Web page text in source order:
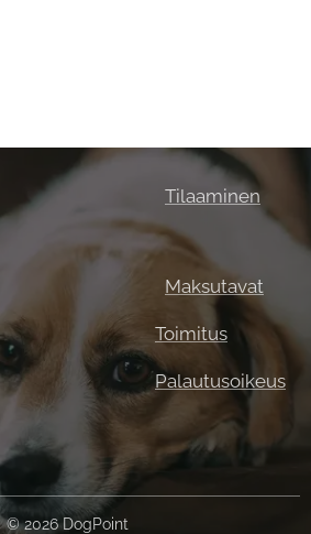
Tilaaminen
Maksutavat
Toimitus
Palautusoikeus
© 2026 DogPoint